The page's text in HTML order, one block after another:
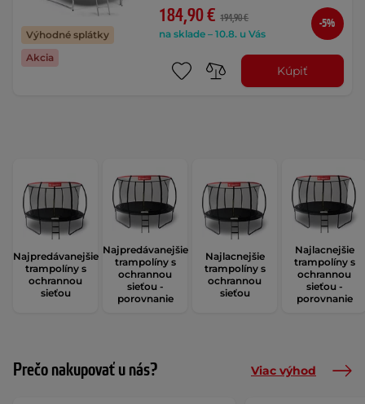
Výhodné splátky
Akcia
184,90 € 194,90 €
na sklade – 10.8. u Vás
-5%
Kúpiť
Najpredávanejšie
trampolíny s
ochrannou
sieťou
Najpredávanejšie
trampolíny s
ochrannou
sieťou -
porovnanie
Najlacnejšie
trampolíny s
ochrannou
sieťou
Najlacnejšie
trampolíny s
ochrannou
sieťou -
porovnanie
Prečo nakupovať u nás? Viac výhod